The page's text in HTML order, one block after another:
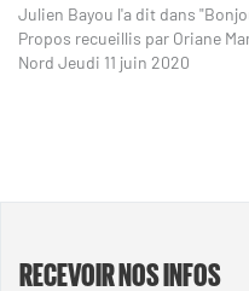
Julien Bayou l'a dit dans
Propos recueillis par Oriane
Nord Jeudi 11 juin 2020
RECEVOIR NOS INFOS